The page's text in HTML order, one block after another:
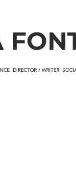
DIRECTOR / WRITER